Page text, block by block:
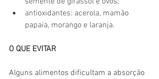
antioxidantes: acerola, mamão
papaia, morango e laranja.
O QUE EVITAR
Alguns alimentos dificultam a absorção